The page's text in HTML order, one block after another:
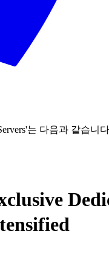
는 다음과 같습니